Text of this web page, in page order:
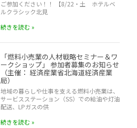
ご参加ください！！ 【8/22・土 ホテルベ
ルクラシック北見
続きを読む »
「燃料小売業の人材戦略セミナー＆ワ
ークショップ」 参加者募集のお知らせ
（主催： 経済産業省北海道経済産業
局）
地域の暮らしや仕事を支える燃料小売業は、
サービスステーション（SS）での給油や灯油
配送、LPガスの供
続きを読む »